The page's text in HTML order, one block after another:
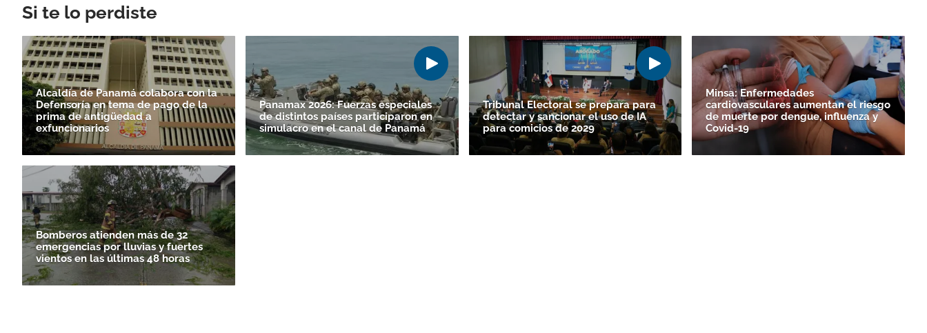
Si te lo perdiste
Alcaldía de Panamá colabora con la
Defensoría en tema de pago de la
prima de antigüedad a
exfuncionarios
Panamax 2026: Fuerzas especiales
de distintos países participaron en
simulacro en el canal de Panamá
Tribunal Electoral se prepara para
detectar y sancionar el uso de IA
para comicios de 2029
Minsa: Enfermedades
cardiovasculares aumentan el riesgo
de muerte por dengue, influenza y
Covid-19
Bomberos atienden más de 32
emergencias por lluvias y fuertes
vientos en las últimas 48 horas